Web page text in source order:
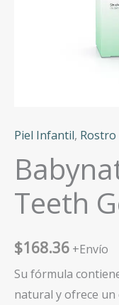
Piel Infantil, Rostro
Teeth
$168.36 +Envío
Su fórmula
natural y ofrece un